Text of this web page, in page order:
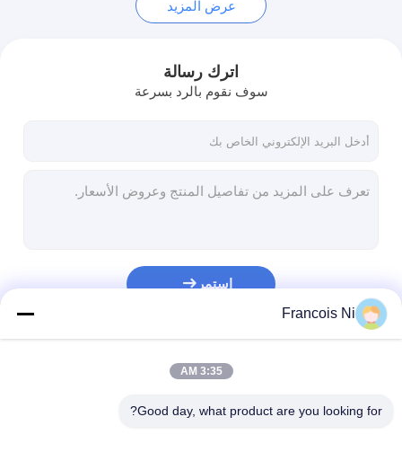
عرض المزيد
اترك رسالة
سوف نقوم بالرد بسرعة
استمر
Francois Ni
3:35 AM
Good day, what product are you looking for?